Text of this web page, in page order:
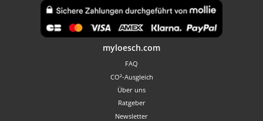
myloesch.com
FAQ
CO²-Ausgleich
Über uns
Ratgeber
Newsletter